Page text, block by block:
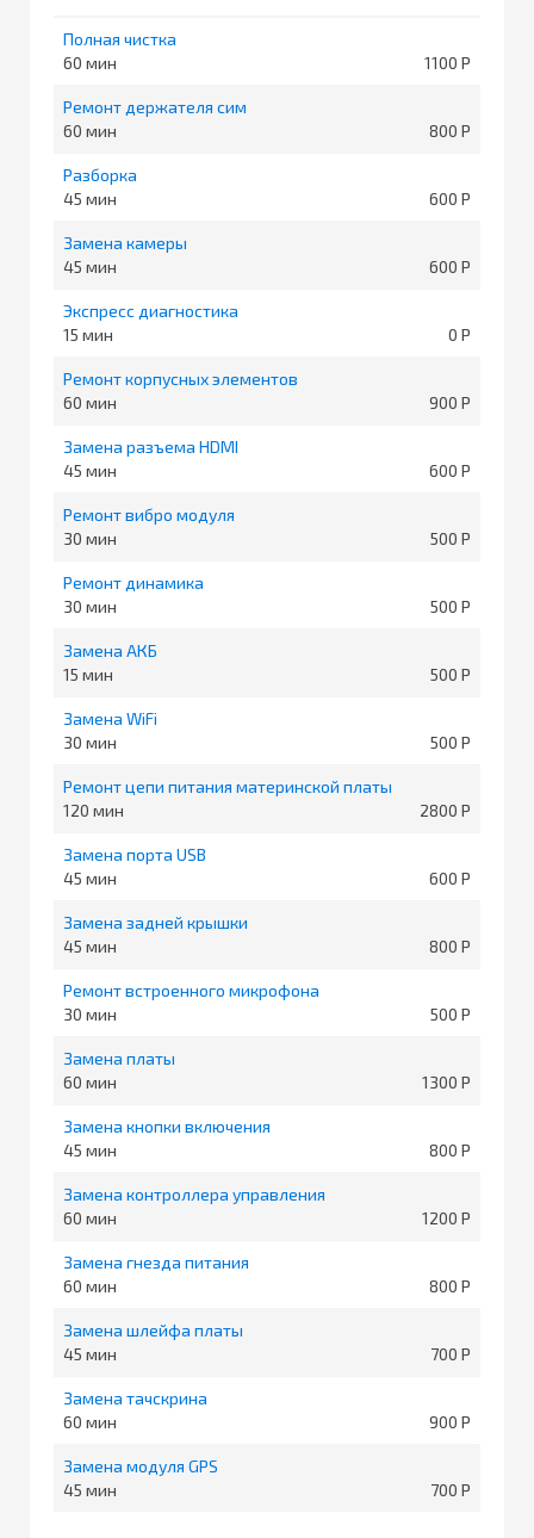
Полная чистка
60
1100
Ремонт держателя сим
60
800
Разборка
45
600
Замена камеры
45
600
Экспресс диагностика
15
0
Ремонт корпусных элементов
60
900
Замена разъема HDMI
45
600
Ремонт вибро модуля
30
500
Ремонт динамика
30
500
Замена АКБ
15
500
Замена WiFi
30
500
Ремонт цепи питания материнской платы
120
2800
Замена порта USB
45
600
Замена задней крышки
45
800
Ремонт встроенного микрофона
30
500
Замена платы
60
1300
Замена кнопки включения
45
800
Замена контроллера управления
60
1200
Замена гнезда питания
60
800
Замена шлейфа платы
45
700
Замена тачскрина
60
900
Замена модуля GPS
45
700